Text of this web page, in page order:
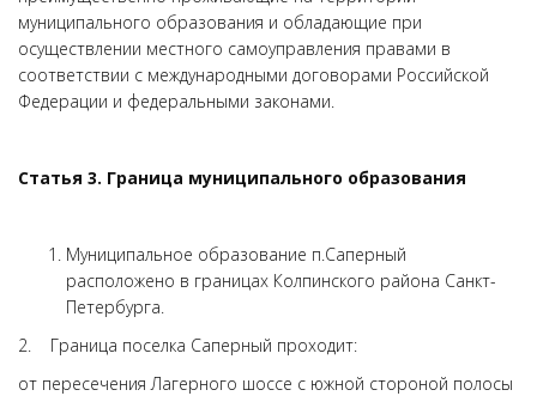
муниципального образования и обладающие при
осуществлении местного самоуправления правами в
соответствии с международными договорами Российской
Федерации и федеральными законами.
Статья 3. Граница муниципального образования
Муниципальное образование п.Саперный
расположено в границах Колпинского района Санкт-
Петербурга.
2. Граница поселка Саперный проходит:
от пересечения Лагерного шоссе с южной стороной полосы